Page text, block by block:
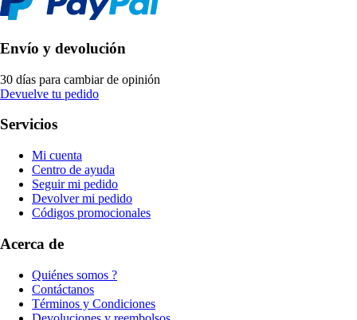
Envío y devolución
30 días para cambiar de opinión
Devuelve tu pedido
Servicios
Mi cuenta
Centro de ayuda
Seguir mi pedido
Devolver mi pedido
Códigos promocionales
Acerca de
Quiénes somos ?
Contáctanos
Términos y Condiciones